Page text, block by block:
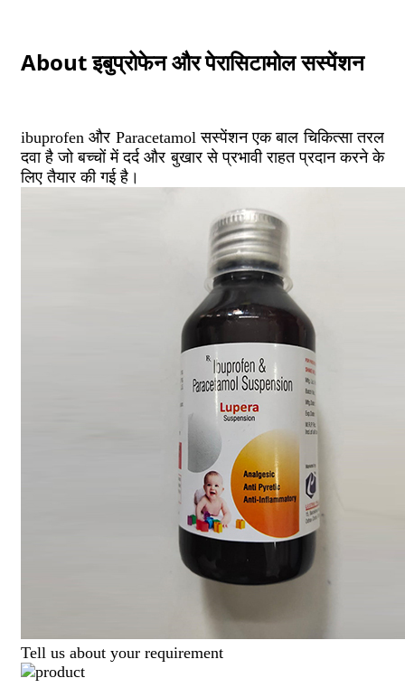
About इबुप्रोफेन और पेरासिटामोल सस्पेंशन
ibuprofen और Paracetamol सस्पेंशन एक बाल चिकित्सा तरल
दवा है जो बच्चों में दर्द और बुखार से प्रभावी राहत प्रदान करने के
लिए तैयार की गई है।
Tell us about your requirement